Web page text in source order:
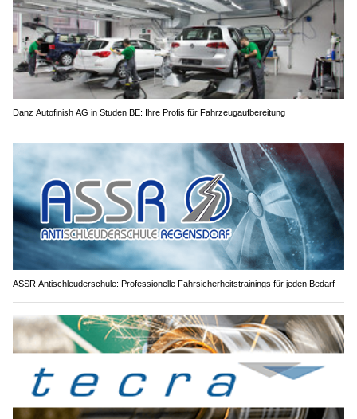
Danz Autofinish AG in Studen BE: Ihre Profis für Fahrzeugaufbereitung
ASSR Antischleuderschule: Professionelle Fahrsicherheitstrainings für jeden Bedarf